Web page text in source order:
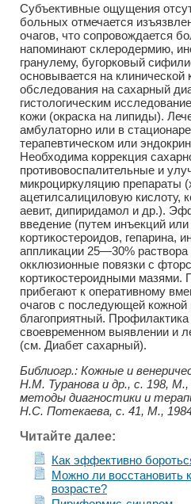
Субъективные ощущения
больных отмечается
очагов, что сопровождается
напоминают склеродермию,
гранулему, бугорковый
основывается на клинической
обследования на сахарный
гистологическим
кожи (окраска на липиды).
амбулаторно или в
терапевтическом или
Необходима коррекция
противовоспалительные и
микроциркуляцию препараты
ацетилсалициловую кислоту,
аевит, дипиридамол и др.).
введение (путем инъекций
кортикостероидов, гепарина,
аппликации 25—30% раствора
окклюзионные повязки с
кортикостероидными мазями.
прибегают к оперативному
очагов с последующей кожной
благоприятный.
своевременном выявлении и
(см. Диабет сахарный).
Библиогр.: Кожные и
Н.М. Туранова и др., с. 198,
методы диагностики и
Н.С. Потекаева, с. 41, М.,
Читайте далее:
Как эффективно
Можно ли восстановить
возрасте?